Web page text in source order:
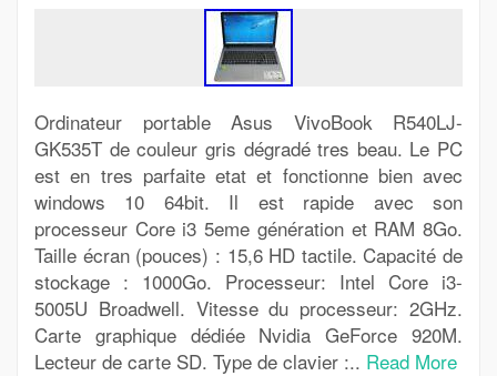
Ordinateur portable Asus VivoBook R540LJ-
GK535T de couleur gris dégradé tres beau. Le PC
est en tres parfaite etat et fonctionne bien avec
windows 10 64bit. Il est rapide avec son
processeur Core i3 5eme génération et RAM 8Go.
Taille écran (pouces) : 15,6 HD tactile. Capacité de
stockage : 1000Go. Processeur: Intel Core i3-
5005U Broadwell. Vitesse du processeur: 2GHz.
Carte graphique dédiée Nvidia GeForce 920M.
Lecteur de carte SD. Type de clavier :.. Read More